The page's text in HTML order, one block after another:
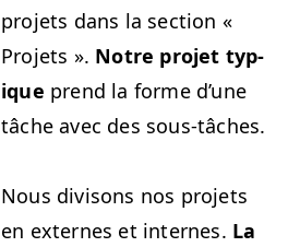
pro­jets dans la sec­tion «
Pro­jets ». Notre pro­jet typ­
ique prend la forme d’une
tâche avec des sous-tâches.
Nous divi­sons nos pro­jets
en externes et internes. La